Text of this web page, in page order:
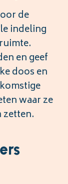
de
indeling
en geef
doos en
waar ze
zetten.